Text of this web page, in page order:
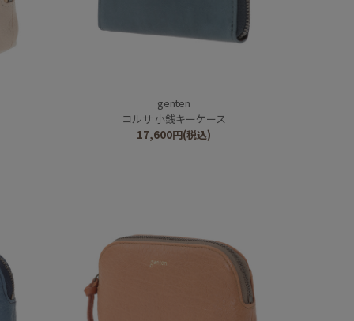
genten
コルサ 小銭キーケース
17,600円(税込)